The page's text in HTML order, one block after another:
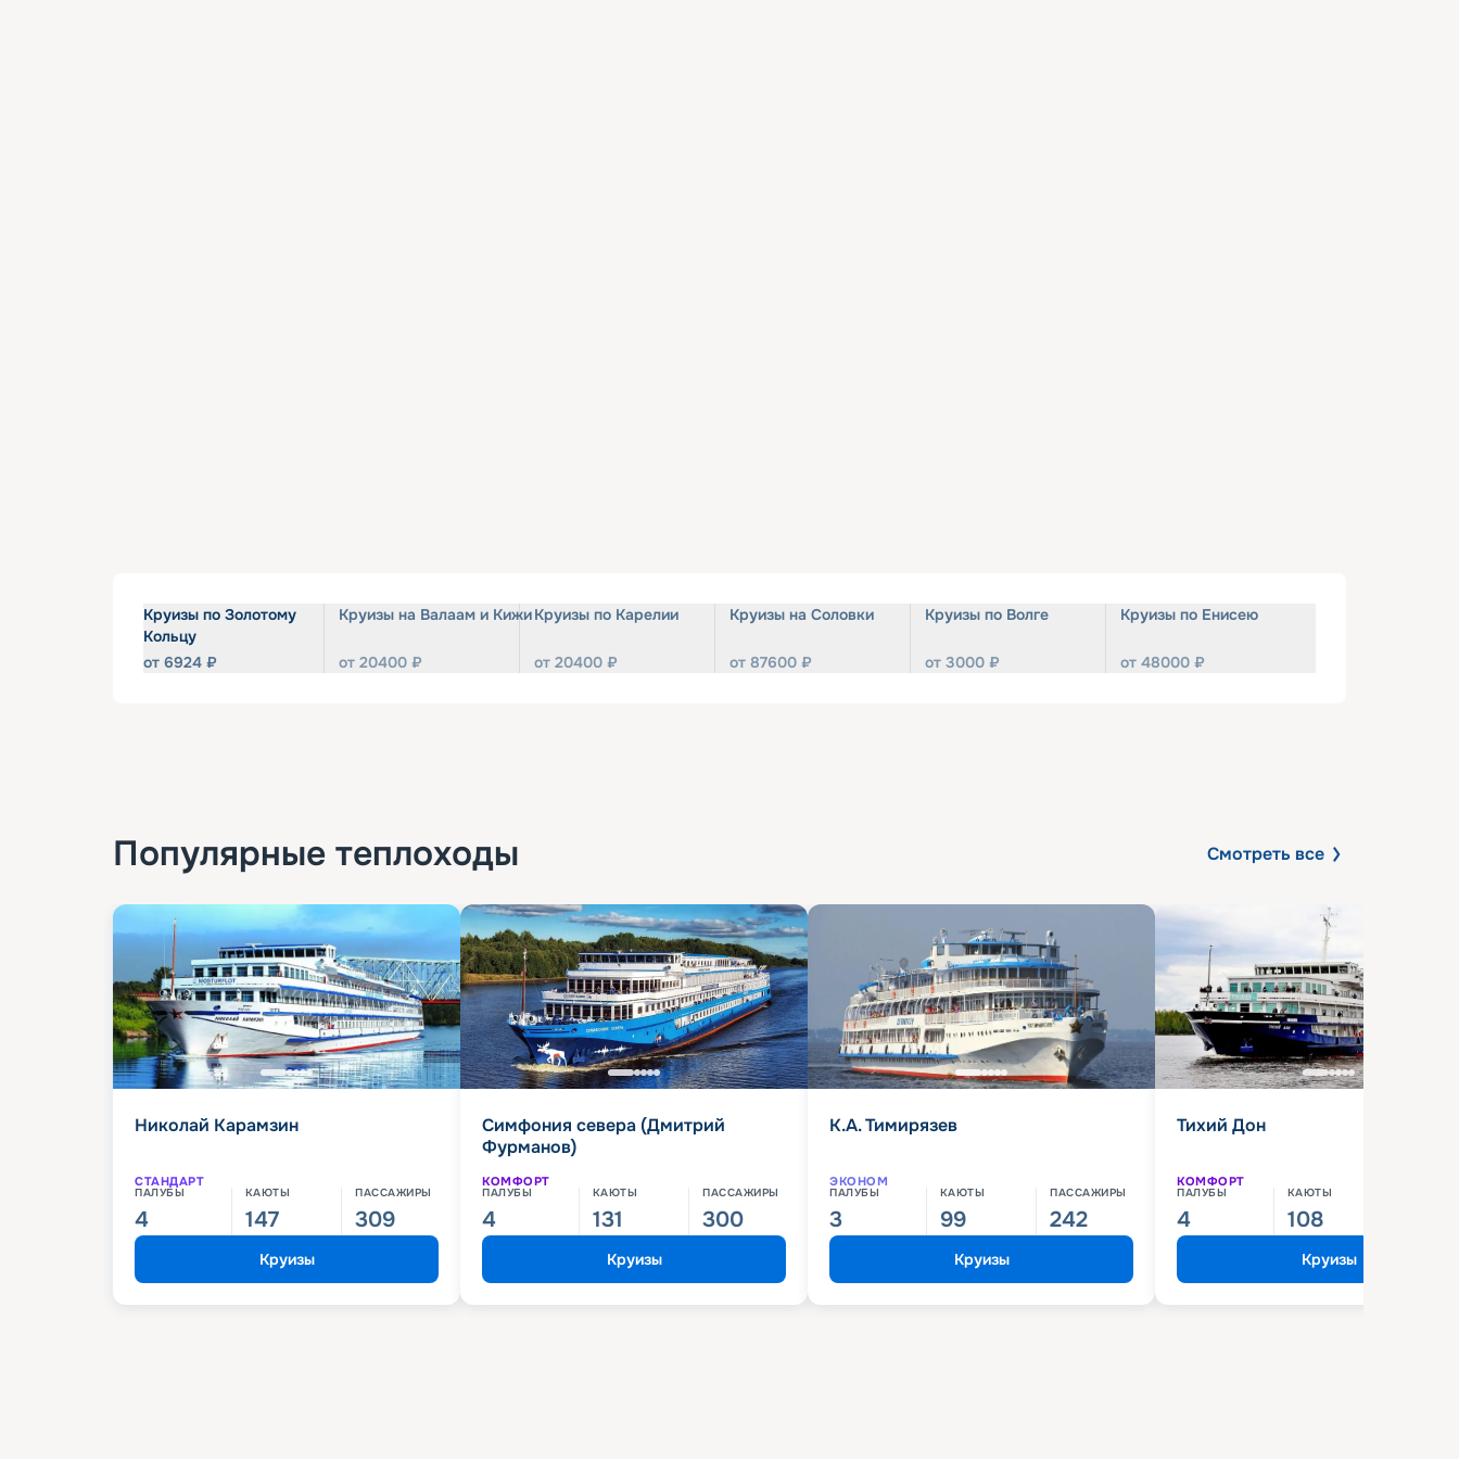
Круизы по Золотому
Кольцу
от 6924 ₽
Круизы на Валаам и Кижи
от 20400 ₽
Круизы по Карелии
от 20400 ₽
Круизы на Соловки
от 87600 ₽
Круизы по Волге
от 3000 ₽
Круизы по Енисею
от 48000 ₽
Популярные теплоходы Смотреть все
Николай Карамзин
СТАНДАРТ
ПАЛУБЫ
4
КАЮТЫ
147
ПАССАЖИРЫ
309
Круизы
Симфония севера (Дмитрий
Фурманов)
КОМФОРТ
ПАЛУБЫ
4
КАЮТЫ
131
ПАССАЖИРЫ
300
Круизы
К.А. Тимирязев
ЭКОНОМ
ПАЛУБЫ
3
КАЮТЫ
99
ПАССАЖИРЫ
242
Круизы
Тихий Дон
КОМФОРТ
ПАЛУБЫ
4
КАЮТЫ
108
Круизы